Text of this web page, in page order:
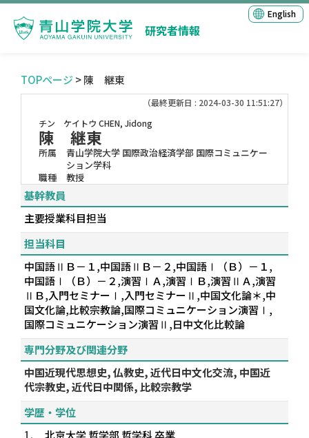
研究者情報
English
TOPページ > 陳 継東
（最終更新日 : 2024-03-30 11:51:27）
チン ケイトウ CHEN, Jidong
陳 継東
所属
青山学院大学 国際政治経済学部 国際コミュニケー
ション学科
職種
教授
基幹教員
主要授業科目担当
担当科目
中国語ⅡＢ－１,中国語ⅡＢ－２,中国語Ⅰ（Ｂ）－１,
中国語Ⅰ（Ｂ）－２,演習ⅠＡ,演習ⅠＢ,演習ⅡＡ,演習
ⅡＢ,入門セミナーⅠ,入門セミナーⅡ,中国文化論＊,中
国文化論,比較宗教論,国際コミュニケーション演習Ⅰ,
国際コミュニケーション演習Ⅱ,日中文化比較論
専門分野及び関連分野
中国近現代思想史, 仏教史, 近代日中文化交流, 中国近
代宗教史, 近代日中関係, 比較宗教学
学歴・学位
1.
北京大学 哲学部 哲学科 卒業